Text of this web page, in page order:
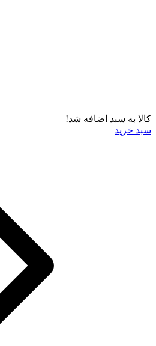
کالا به سبد اضافه شد!
سبد خرید